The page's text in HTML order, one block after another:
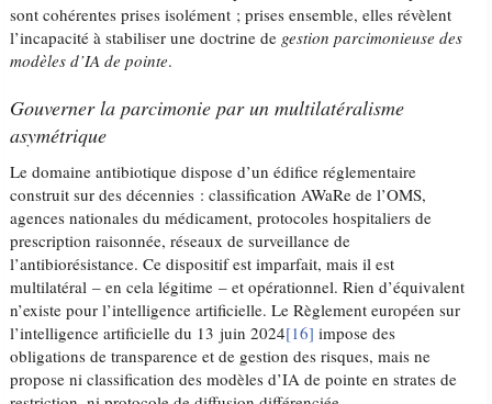
sont cohérentes prises isolément ; prises ensemble, elles révèlent
l’incapacité à stabiliser une doctrine de gestion parcimonieuse des
modèles d’IA de pointe.
Gouverner la parcimonie par un multilatéralisme
asymétrique
Le domaine antibiotique dispose d’un édifice réglementaire
construit sur des décennies : classification AWaRe de l’OMS,
agences nationales du médicament, protocoles hospitaliers de
prescription raisonnée, réseaux de surveillance de
l’antibiorésistance. Ce dispositif est imparfait, mais il est
multilatéral – en cela légitime – et opérationnel. Rien d’équivalent
n’existe pour l’intelligence artificielle. Le Règlement européen sur
l’intelligence artificielle du 13 juin 2024[16] impose des
obligations de transparence et de gestion des risques, mais ne
propose ni classification des modèles d’IA de pointe en strates de